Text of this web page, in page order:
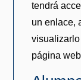
tendrá
un enlace,
página